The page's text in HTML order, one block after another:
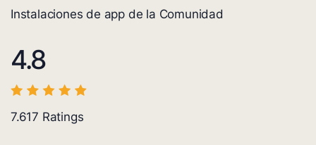
Instalaciones de app de la Comunidad
4.8
7.617 Ratings